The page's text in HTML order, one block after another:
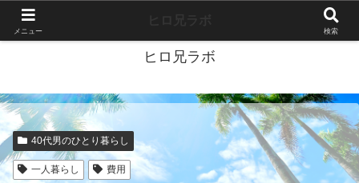
ヒロ兄ラボ
40代男のひとり暮らし
一人暮らし 費用
メニュー 検索